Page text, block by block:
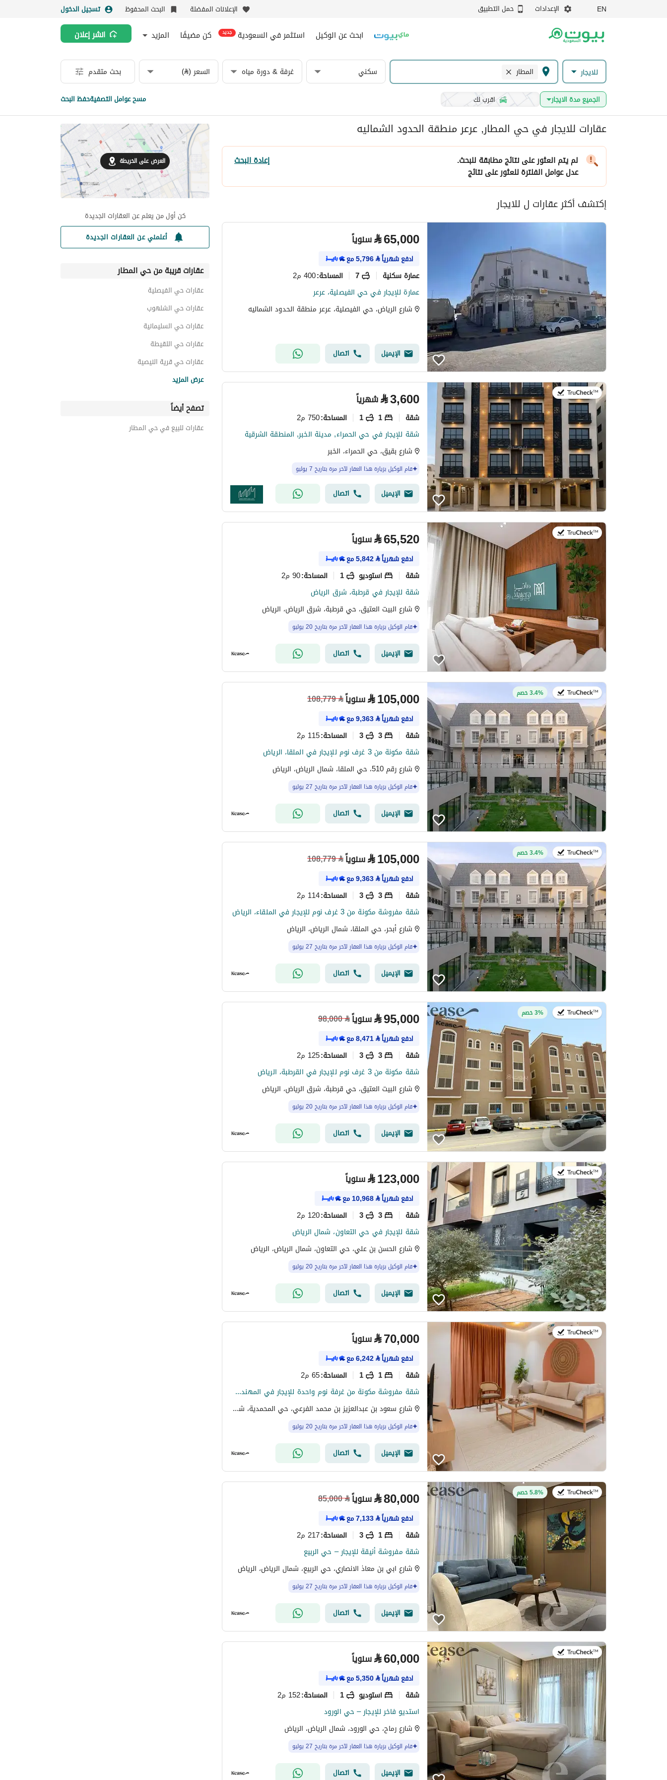
EN الإعدادات حمل التطبيق الإعلانات المفضلة البحث المحفوظ تسجيل الدخول
ابحث عن الوكيل استثمر في السعودية جديد كن مضيفًا المزيد انشر إعلان
للايجار المطار سكني غرفة & دورة مياه السعر (⃁) بحث متقدم
الجميع مدة الايجار اقرب لك مسح عوامل التصفيةحفظ البحث
عقارات للايجار في حي المطار, عرعر منطقة الحدود الشماليه
لم يتم العثور على نتائج مطابقة للبحث. إعادة البحث
عدل عوامل الفلترةللعثور على نتائج
إكتشف أكثر عقارات ل للايجار
⃁65,000 سنوياً
ادفع شهرياً⃁
5,796مع
عمارة سكنية 7 المساحة:400 م2
عمارة للإيجار في حي الفيصلية، عرعر
شارع الرياض، حي الفيصلية، عرعر منطقة الحدود الشماليه
الإيميل اتصال
في:7 يوليو 2026 ⃁3,600 شهرياً
شقة 1
1 المساحة:750 م2
شقة للإيجار في حي الحمراء, مدينة الخبر, المنطقة الشرقية
شارع بقيق، حي الحمراء، الخبر
قام الوكيل بزيارة هذا العقار لآخر مرة بتاريخ 7 يوليو
الإيميل اتصال
في:20 يوليو 2026 ⃁65,520 سنوياً
ادفع شهرياً⃁
5,842مع
شقة استوديو 1 المساحة:90 م2
شقة للإيجار في قرطبة، شرق الرياض
شارع البيت العتيق، حي قرطبة، شرق الرياض، الرياض
قام الوكيل بزيارة هذا العقار لآخر مرة بتاريخ 20 يوليو
الإيميل اتصال
في:27 يوليو 20263.4% خصم ⃁105,000 سنوياً⃁
108,779
ادفع شهرياً⃁
9,363مع
شقة 3
3 المساحة:115 م2
شقة مكونة من 3 غرف نوم للإيجار في الملقا، الرياض
شارع رقم 510، حي الملقا، شمال الرياض، الرياض
قام الوكيل بزيارة هذا العقار لآخر مرة بتاريخ 27 يوليو
الإيميل اتصال
في:27 يوليو 20263.4% خصم ⃁105,000 سنوياً⃁
108,779
ادفع شهرياً⃁
9,363مع
شقة 3
3 المساحة:114 م2
شقة مفروشة مكونة من 3 غرف نوم للإيجار في الملقاء، الرياض
شارع أبحر، حي الملقا، شمال الرياض، الرياض
قام الوكيل بزيارة هذا العقار لآخر مرة بتاريخ 27 يوليو
الإيميل اتصال
في:20 يوليو 20263% خصم ⃁95,000 سنوياً⃁
98,000
ادفع شهرياً⃁
8,471مع
شقة 3
3 المساحة:125 م2
شقة مكونة من 3 غرف نوم للإيجار في القرطبة، الرياض
شارع البيت العتيق، حي قرطبة، شرق الرياض، الرياض
قام الوكيل بزيارة هذا العقار لآخر مرة بتاريخ 20 يوليو
الإيميل اتصال
في:20 يوليو 2026 ⃁123,000 سنوياً
ادفع شهرياً⃁
10,968مع
شقة 3
3 المساحة:120 م2
شقة للإيجار في حي التعاون، شمال الرياض
شارع الحسن بن علي، حي التعاون، شمال الرياض، الرياض
قام الوكيل بزيارة هذا العقار لآخر مرة بتاريخ 20 يوليو
الإيميل اتصال
في:20 يوليو 2026 ⃁70,000 سنوياً
ادفع شهرياً⃁
6,242مع
شقة 1
1 المساحة:65 م2
شقة مفروشة مكونة من غرفة نوم واحدة للإيجار في المهندسين، الرياض
شارع سعود بن عبدالعزيز بن محمد الفرعي، حي المحمدية، شمال الرياض، الرياض
قام الوكيل بزيارة هذا العقار لآخر مرة بتاريخ 20 يوليو
الإيميل اتصال
في:27 يوليو 20265.8% خصم ⃁80,000 سنوياً⃁
85,000
ادفع شهرياً⃁
7,133مع
شقة 1
3 المساحة:217 م2
شقة مفروشة أنيقة للإيجار – حي الربيع
شارع ابي بن معاذ الانصاري، حي الربيع، شمال الرياض، الرياض
قام الوكيل بزيارة هذا العقار لآخر مرة بتاريخ 27 يوليو
الإيميل اتصال
⃁60,000 سنوياً
ادفع شهرياً⃁
5,350مع
شقة استوديو 1 المساحة:152 م2
استديو فاخر للإيجار – حي الورود
شارع رماح، حي الورود، شمال الرياض، الرياض
قام الوكيل بزيارة هذا العقار لآخر مرة بتاريخ 27 يوليو
الإيميل اتصال
العرض على الخريطة
كن أول من يعلم عن العقارات الجديدة
أعلمني عن العقارات الجديدة
عقارات قريبة من حي المطار
عقارات حي الفيصلية
عقارات حي الشلهوب
عقارات حي السليمانية
عقارات حي اللقيطة
عقارات حي قرية النيصية
عقارات حي الياسمين
عقارات حي النفل
عرض المزيد
تصفح أيضاً
عقارات للبيع في حي المطار